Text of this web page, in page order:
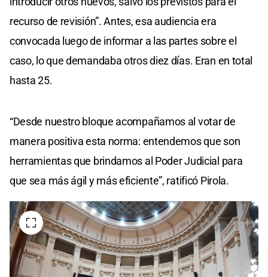
recurso de revisión”. Antes, esa audiencia era
convocada luego de informar a las partes sobre el
caso, lo que demandaba otros diez días. Eran en total
hasta 25.
“Desde nuestro bloque acompañamos al votar de
manera positiva esta norma: entendemos que son
herramientas que brindamos al Poder Judicial para
que sea más ágil y más eficiente”, ratificó Pirola.